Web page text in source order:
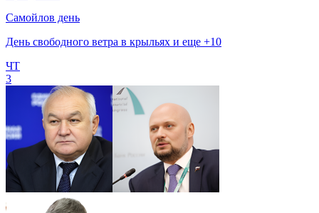
Самойлов день
День свободного ветра в крыльях и еще +10
ЧТ
3